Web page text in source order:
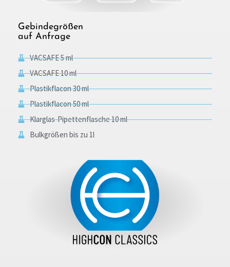
Gebindegrößen
auf Anfrage
VACSAFE 5 ml
VACSAFE 10 ml
Plastikflacon 30 ml
Plastikflacon 50 ml
Klarglas-Pipettenflasche 10 ml
Bulkgrößen bis zu 1l